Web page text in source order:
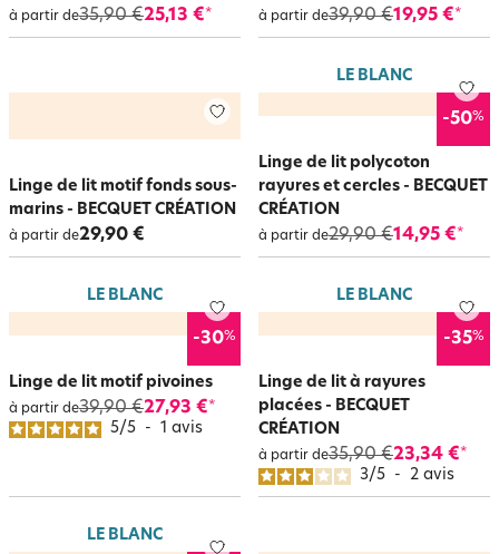
à partir de35,90 €25,13 €* à partir de39,90 €19,95 €*
Linge de lit motif fonds sous-
marins - BECQUET CRÉATION
à partir de29,90 €
LE BLANC
-50%
Linge de lit polycoton
rayures et cercles - BECQUET
CRÉATION
à partir de29,90 €14,95 €*
LE BLANC
-30%
Linge de lit motif pivoines
à partir de39,90 €27,93 €*
5/5 - 1 avis
LE BLANC
-35%
Linge de lit à rayures
placées - BECQUET
CRÉATION
à partir de35,90 €23,34 €*
3/5 - 2 avis
LE BLANC